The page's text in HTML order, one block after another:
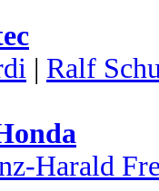
| Ralf
Harald